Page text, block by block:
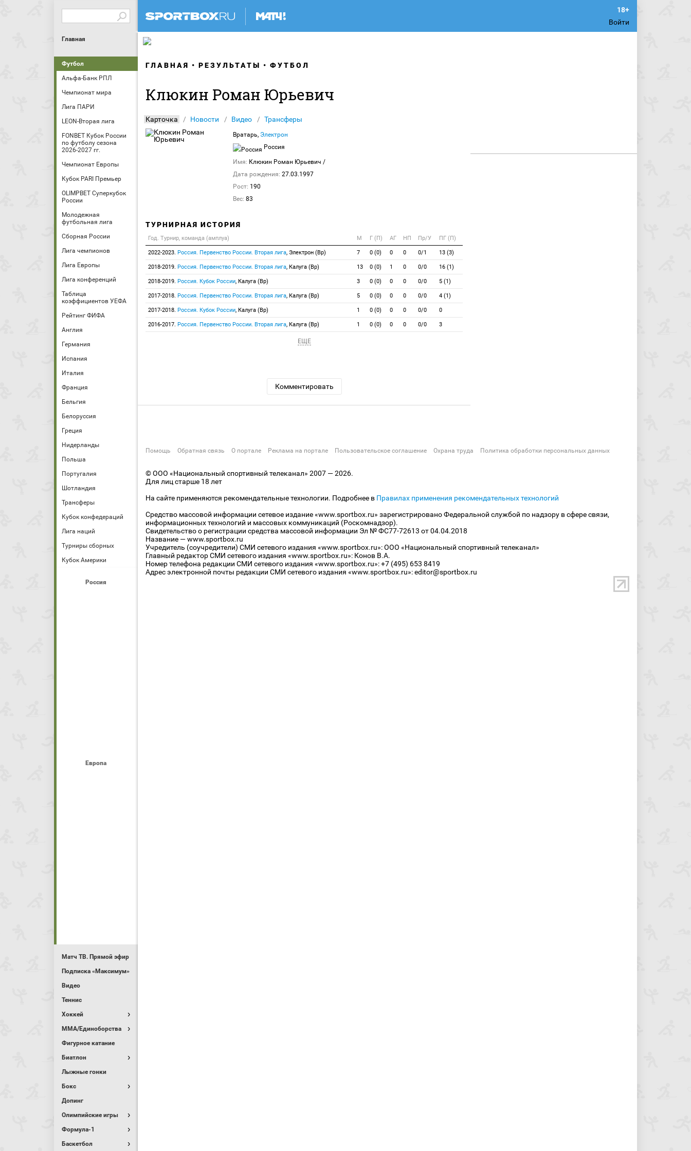
Войти
Главная
Футбол
Альфа-Банк РПЛ
Чемпионат мира
Лига ПАРИ
LEON-Вторая лига
FONBET Кубок России
по футболу сезона
2026-2027 гг.
Чемпионат Европы
Кубок PARI Премьер
OLIMPBET Суперкубок
России
Молодежная
футбольная лига
Сборная России
Лига чемпионов
Лига Европы
Лига конференций
Таблица
коэффициентов УЕФА
Рейтинг ФИФА
Англия
Германия
Испания
Италия
Франция
Бельгия
Белоруссия
Греция
Нидерланды
Польша
Португалия
Шотландия
Трансферы
Кубок конфедераций
Лига наций
Турниры сборных
Кубок Америки
Россия
Европа
Матч ТВ. Прямой эфир
Подписка «Максимум»
Видео
Теннис
Хоккей
MMA/Единоборства
Фигурное катание
Биатлон
Лыжные гонки
Бокс
Допинг
Олимпийские игры
Формула-1
Баскетбол
ГЛАВНАЯ РЕЗУЛЬТАТЫ ФУТБОЛ
Клюкин Роман Юрьевич
Карточка Новости Видео Трансферы
Вратарь, Электрон
Россия
Имя: Клюкин Роман Юрьевич /
Дата рождения: 27.03.1997
Рост: 190
Вес: 83
ТУРНИРНАЯ ИСТОРИЯ
Год. Турнир, команда (амплуа) М Г (П) АГ НП Пр/У ПГ (П)
2022-2023. Россия. Первенство России. Вторая лига, Электрон (Вр) 7 0 (0) 0 0 0/1 13 (3)
2018-2019. Россия. Первенство России. Вторая лига, Калуга (Вр) 13 0 (0) 1 0 0/0 16 (1)
2018-2019. Россия. Кубок России, Калуга (Вр) 3 0 (0) 0 0 0/0 5 (1)
2017-2018. Россия. Первенство России. Вторая лига, Калуга (Вр) 5 0 (0) 0 0 0/0 4 (1)
2017-2018. Россия. Кубок России, Калуга (Вр) 1 0 (0) 0 0 0/0 0
2016-2017. Россия. Первенство России. Вторая лига, Калуга (Вр) 1 0 (0) 0 0 0/0 3
ЕЩЕ
Комментировать
Помощь Обратная связь О портале Реклама на портале Пользовательское соглашение Охрана труда Политика обработки персональных данных
© ООО «Национальный спортивный телеканал» 2007 — 2026.
Для лиц старше 18 лет
На сайте применяются рекомендательные технологии. Подробнее в Правилах применения рекомендательных технологий
Средство массовой информации сетевое издание «www.sportbox.ru» зарегистрировано Федеральной службой по надзору в сфере связи,
информационных технологий и массовых коммуникаций (Роскомнадзор).
Свидетельство о регистрации средства массовой информации Эл № ФС77-72613 от 04.04.2018
Название — www.sportbox.ru
Учредитель (соучредители) СМИ сетевого издания «www.sportbox.ru»: ООО «Национальный спортивный телеканал»
Главный редактор СМИ сетевого издания «www.sportbox.ru»: Конов В.А.
Номер телефона редакции СМИ сетевого издания «www.sportbox.ru»: +7 (495) 653 8419
Адрес электронной почты редакции СМИ сетевого издания «www.sportbox.ru»: editor@sportbox.ru